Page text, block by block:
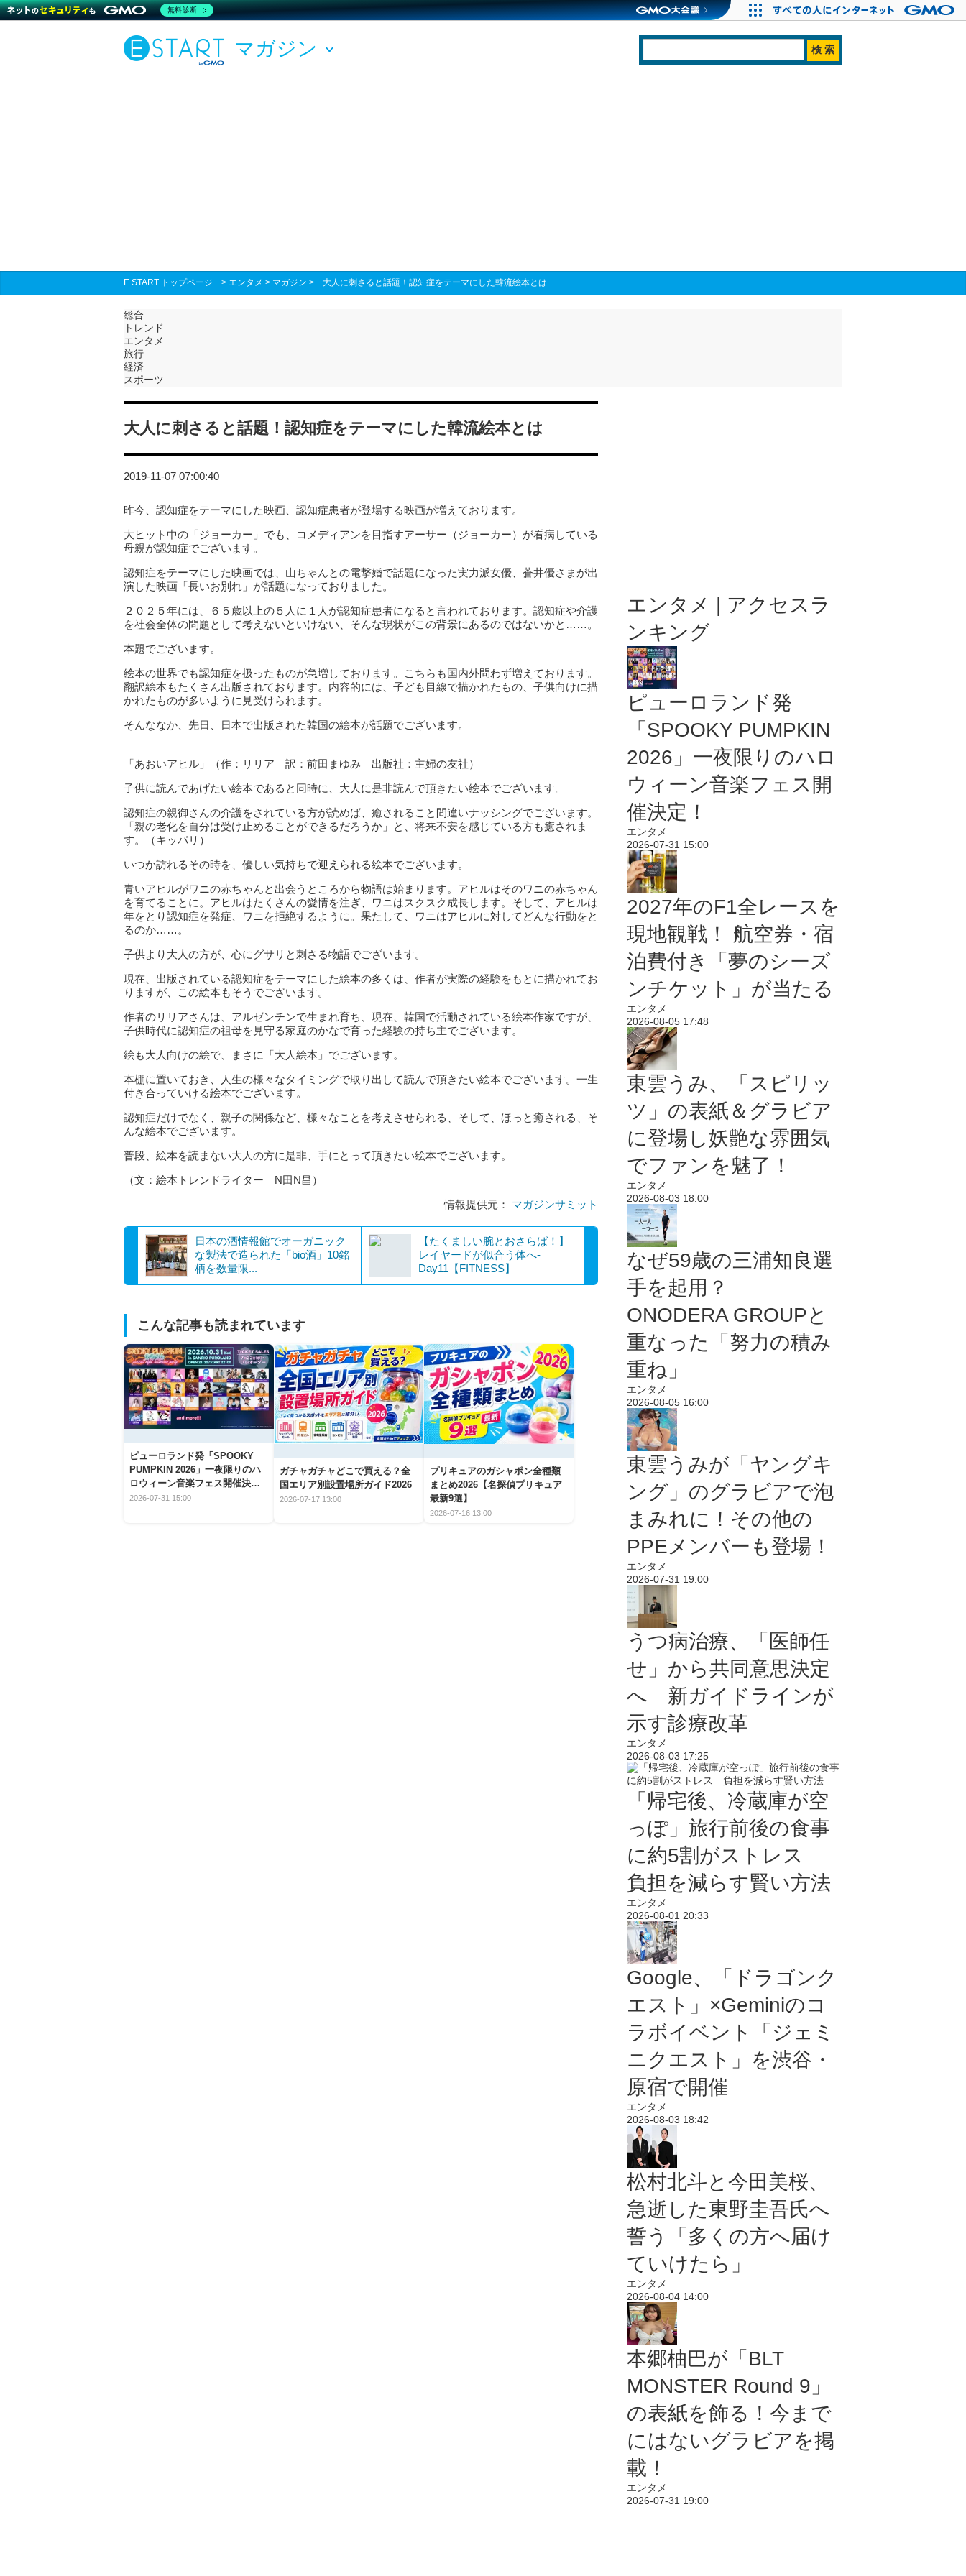
マガジン
E START トップページ > エンタメ > マガジン > 大人に刺さると話題！認知症をテーマにした韓流絵本とは
総合
トレンド
エンタメ
旅行
経済
スポーツ
大人に刺さると話題！認知症をテーマにした韓流絵本とは
2019-11-07 07:00:40
昨今、認知症をテーマにした映画、認知症患者が登場する映画が増えております。
大ヒット中の「ジョーカー」でも、コメディアンを目指すアーサー（ジョーカー）が看病している
母親が認知症でございます。
認知症をテーマにした映画では、山ちゃんとの電撃婚で話題になった実力派女優、蒼井優さまが出
演した映画「長いお別れ」が話題になっておりました。
２０２５年には、６５歳以上の５人に１人が認知症患者になると言われております。認知症や介護
を社会全体の問題として考えないといけない、そんな現状がこの背景にあるのではないかと……。
本題でございます。
絵本の世界でも認知症を扱ったものが急増しております。こちらも国内外問わず増えております。
翻訳絵本もたくさん出版されております。内容的には、子ども目線で描かれたもの、子供向けに描
かれたものが多いように見受けられます。
そんななか、先日、日本で出版された韓国の絵本が話題でございます。
「あおいアヒル」（作：リリア 訳：前田まゆみ 出版社：主婦の友社）
子供に読んであげたい絵本であると同時に、大人に是非読んで頂きたい絵本でございます。
認知症の親御さんの介護をされている方が読めば、癒されること間違いナッシングでございます。
「親の老化を自分は受け止めることができるだろうか」と、将来不安を感じている方も癒されま
す。（キッパリ）
いつか訪れるその時を、優しい気持ちで迎えられる絵本でございます。
青いアヒルがワニの赤ちゃんと出会うところから物語は始まります。アヒルはそのワニの赤ちゃん
を育てることに。アヒルはたくさんの愛情を注ぎ、ワニはスクスク成長します。そして、アヒルは
年をとり認知症を発症、ワニを拒絶するように。果たして、ワニはアヒルに対してどんな行動をと
るのか……。
子供より大人の方が、心にグサリと刺さる物語でございます。
現在、出版されている認知症をテーマにした絵本の多くは、作者が実際の経験をもとに描かれてお
りますが、この絵本もそうでございます。
作者のリリアさんは、アルゼンチンで生まれ育ち、現在、韓国で活動されている絵本作家ですが、
子供時代に認知症の祖母を見守る家庭のかなで育った経験の持ち主でございます。
絵も大人向けの絵で、まさに「大人絵本」でございます。
本棚に置いておき、人生の様々なタイミングで取り出して読んで頂きたい絵本でございます。一生
付き合っていける絵本でございます。
認知症だけでなく、親子の関係など、様々なことを考えさせられる、そして、ほっと癒される、そ
んな絵本でございます。
普段、絵本を読まない大人の方に是非、手にとって頂きたい絵本でございます。
（文：絵本トレンドライター N田N昌）
情報提供元： マガジンサミット
日本の酒情報館でオーガニック
な製法で造られた「bio酒」10銘
柄を数量限...
【たくましい腕とおさらば！】
レイヤードが似合う体へ-
Day11【FITNESS】
こんな記事も読まれています
ピューロランド発「SPOOKY
PUMPKIN 2026」一夜限りのハ
ロウィーン音楽フェス開催決
定！
2026-07-31 15:00
ガチャガチャどこで買える？全
国エリア別設置場所ガイド2026
2026-07-17 13:00
プリキュアのガシャポン全種類
まとめ2026【名探偵プリキュア
最新9選】
2026-07-16 13:00
エンタメ | アクセスラ
ンキング
ピューロランド発
「SPOOKY PUMPKIN
2026」一夜限りのハロ
ウィーン音楽フェス開
催決定！
エンタメ
2026-07-31 15:00
2027年のF1全レースを
現地観戦！ 航空券・宿
泊費付き「夢のシーズ
ンチケット」が当たる
エンタメ
2026-08-05 17:48
東雲うみ、「スピリッ
ツ」の表紙＆グラビア
に登場し妖艶な雰囲気
でファンを魅了！
エンタメ
2026-08-03 18:00
なぜ59歳の三浦知良選
手を起用？
ONODERA GROUPと
重なった「努力の積み
重ね」
エンタメ
2026-08-05 16:00
東雲うみが「ヤングキ
ング」のグラビアで泡
まみれに！その他の
PPEメンバーも登場！
エンタメ
2026-07-31 19:00
うつ病治療、「医師任
せ」から共同意思決定
へ 新ガイドラインが
示す診療改革
エンタメ
2026-08-03 17:25
「帰宅後、冷蔵庫が空
っぽ」旅行前後の食事
に約5割がストレス
負担を減らす賢い方法
エンタメ
2026-08-01 20:33
Google、「ドラゴンク
エスト」×Geminiのコ
ラボイベント「ジェミ
ニクエスト」を渋谷・
原宿で開催
エンタメ
2026-08-03 18:42
松村北斗と今田美桜、
急逝した東野圭吾氏へ
誓う「多くの方へ届け
ていけたら」
エンタメ
2026-08-04 14:00
本郷柚巴が「BLT
MONSTER Round 9」
の表紙を飾る！今まで
にはないグラビアを掲
載！
エンタメ
2026-07-31 19:00
無料診断